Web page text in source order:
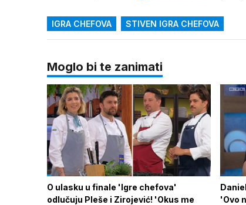
IGRA CHEFOVA STIVEN IGRA CHEFOVA
Moglo bi te zanimati
O ulasku u finale 'Igre chefova'
odlučuju Pleše i Zirojević! 'Okus me
'Ovo